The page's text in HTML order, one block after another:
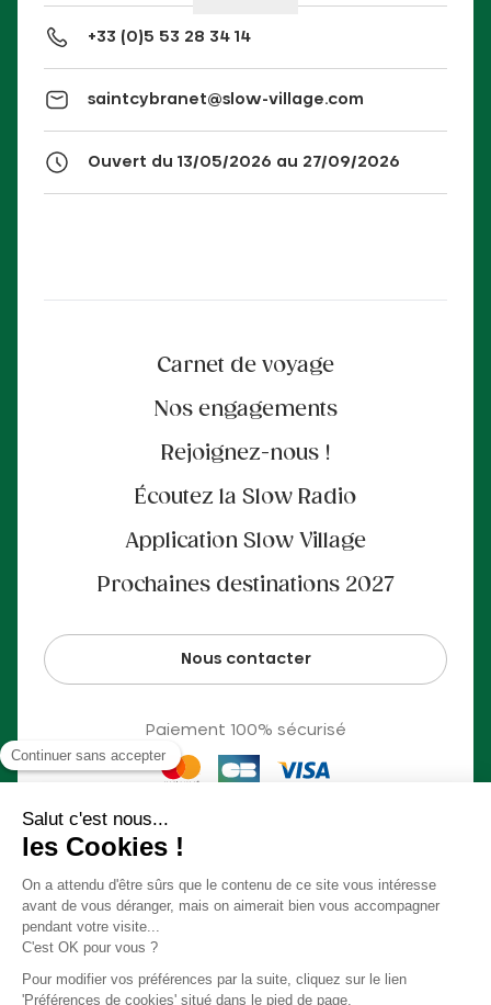
+33 (0)5 53 28 34 14
saintcybranet@slow-village.com
Ouvert du 13/05/2026 au 27/09/2026
Carnet de voyage
Nos engagements
Rejoignez-nous !
Écoutez la Slow Radio
Application Slow Village
Prochaines destinations 2027
Nous contacter
Paiement 100% sécurisé